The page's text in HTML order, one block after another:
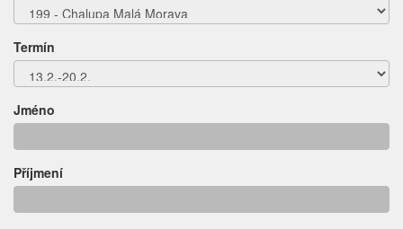
Termín
Jméno
Příjmení